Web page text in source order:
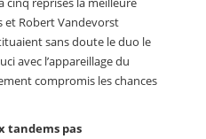
et Robert Vandevorst
sans doute le duo le
avec l’appareillage du
compromis les chances
tandems pas